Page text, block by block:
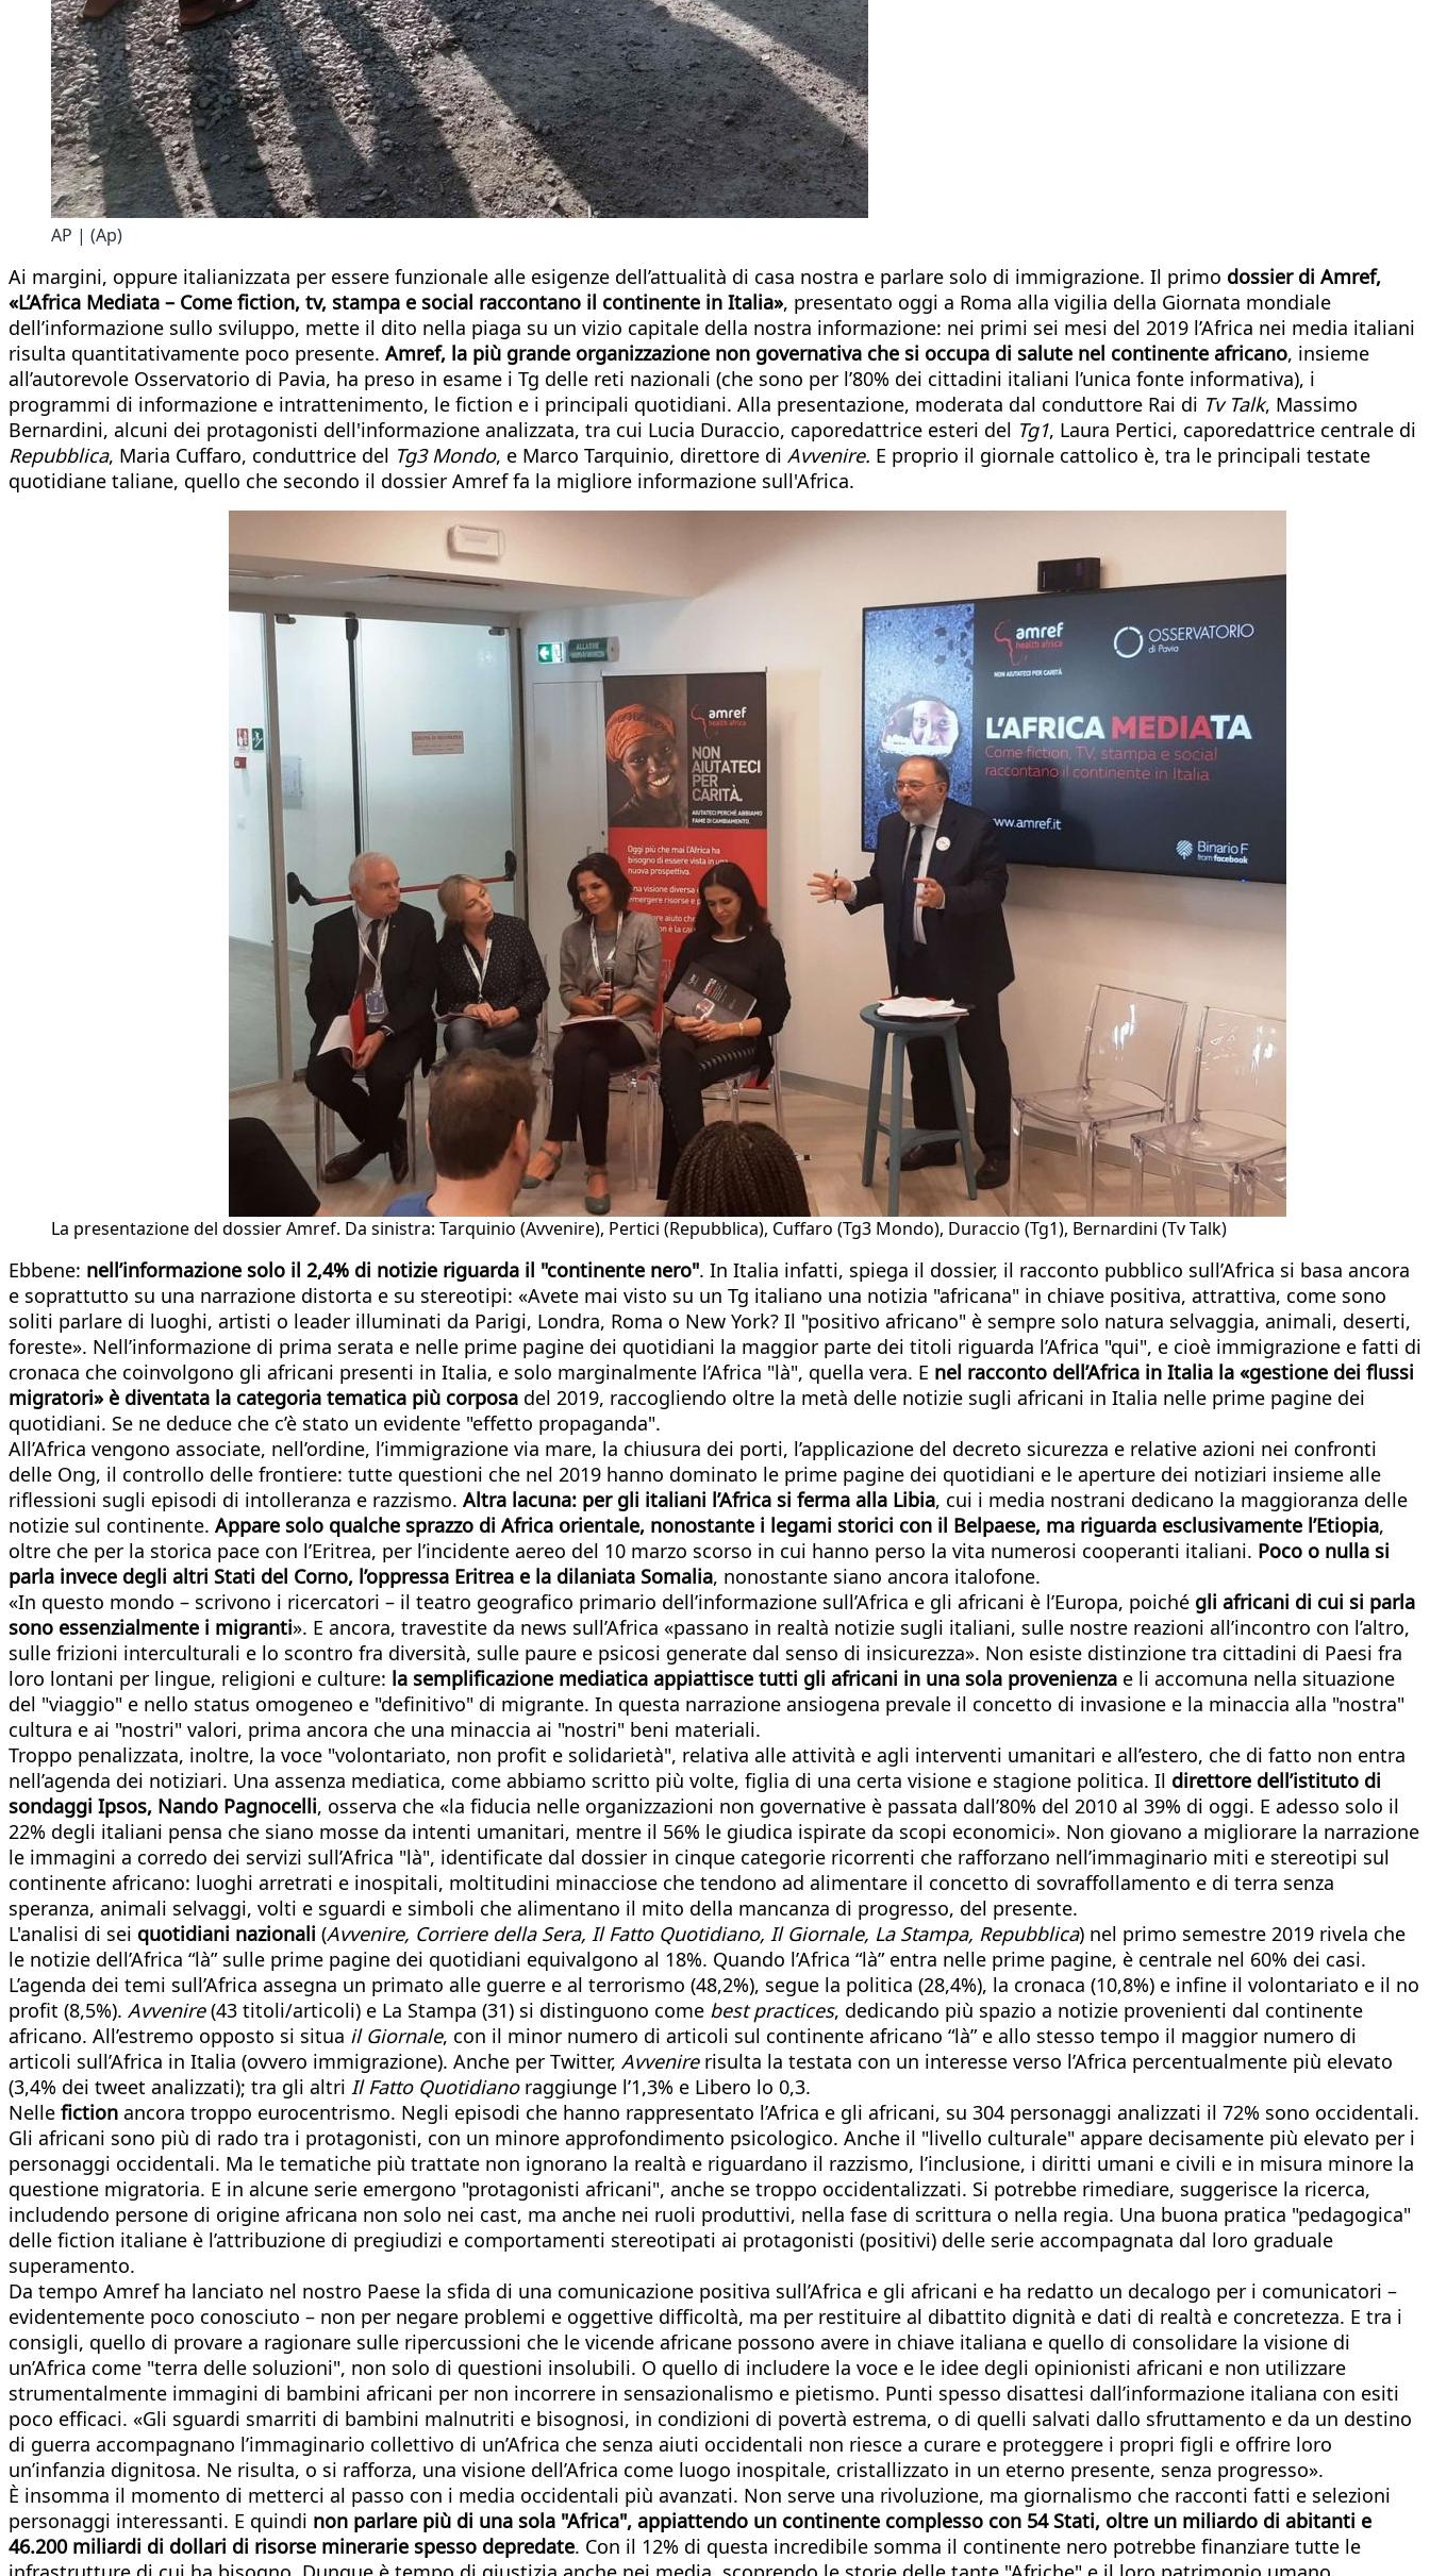
AP | (Ap)
Ai margini, oppure italianizzata per essere funzionale alle esigenze dell’attualità di casa nostra e parlare solo di immigrazione. Il primo dossier di Amref,
«L’Africa Mediata – Come fiction, tv, stampa e social raccontano il continente in Italia», presentato oggi a Roma alla vigilia della Giornata mondiale
dell’informazione sullo sviluppo, mette il dito nella piaga su un vizio capitale della nostra informazione: nei primi sei mesi del 2019 l’Africa nei media italiani
risulta quantitativamente poco presente. Amref, la più grande organizzazione non governativa che si occupa di salute nel continente africano, insieme
all’autorevole Osservatorio di Pavia, ha preso in esame i Tg delle reti nazionali (che sono per l’80% dei cittadini italiani l’unica fonte informativa), i
programmi di informazione e intrattenimento, le fiction e i principali quotidiani. Alla presentazione, moderata dal conduttore Rai di Tv Talk, Massimo
Bernardini, alcuni dei protagonisti dell'informazione analizzata, tra cui Lucia Duraccio, caporedattrice esteri del Tg1, Laura Pertici, caporedattrice centrale di
Repubblica, Maria Cuffaro, conduttrice del Tg3 Mondo, e Marco Tarquinio, direttore di Avvenire. E proprio il giornale cattolico è, tra le principali testate
quotidiane taliane, quello che secondo il dossier Amref fa la migliore informazione sull'Africa.
La presentazione del dossier Amref. Da sinistra: Tarquinio (Avvenire), Pertici (Repubblica), Cuffaro (Tg3 Mondo), Duraccio (Tg1), Bernardini (Tv Talk)
Ebbene: nell’informazione solo il 2,4% di notizie riguarda il "continente nero". In Italia infatti, spiega il dossier, il racconto pubblico sull’Africa si basa ancora
e soprattutto su una narrazione distorta e su stereotipi: «Avete mai visto su un Tg italiano una notizia "africana" in chiave positiva, attrattiva, come sono
soliti parlare di luoghi, artisti o leader illuminati da Parigi, Londra, Roma o New York? Il "positivo africano" è sempre solo natura selvaggia, animali, deserti,
foreste». Nell’informazione di prima serata e nelle prime pagine dei quotidiani la maggior parte dei titoli riguarda l’Africa "qui", e cioè immigrazione e fatti di
cronaca che coinvolgono gli africani presenti in Italia, e solo marginalmente l’Africa "là", quella vera. E nel racconto dell’Africa in Italia la «gestione dei flussi
migratori» è diventata la categoria tematica più corposa del 2019, raccogliendo oltre la metà delle notizie sugli africani in Italia nelle prime pagine dei
quotidiani. Se ne deduce che c’è stato un evidente "effetto propaganda".
All’Africa vengono associate, nell’ordine, l’immigrazione via mare, la chiusura dei porti, l’applicazione del decreto sicurezza e relative azioni nei confronti
delle Ong, il controllo delle frontiere: tutte questioni che nel 2019 hanno dominato le prime pagine dei quotidiani e le aperture dei notiziari insieme alle
riflessioni sugli episodi di intolleranza e razzismo. Altra lacuna: per gli italiani l’Africa si ferma alla Libia, cui i media nostrani dedicano la maggioranza delle
notizie sul continente. Appare solo qualche sprazzo di Africa orientale, nonostante i legami storici con il Belpaese, ma riguarda esclusivamente l’Etiopia,
oltre che per la storica pace con l’Eritrea, per l’incidente aereo del 10 marzo scorso in cui hanno perso la vita numerosi cooperanti italiani. Poco o nulla si
parla invece degli altri Stati del Corno, l’oppressa Eritrea e la dilaniata Somalia, nonostante siano ancora italofone.
«In questo mondo – scrivono i ricercatori – il teatro geografico primario dell’informazione sull’Africa e gli africani è l’Europa, poiché gli africani di cui si parla
sono essenzialmente i migranti». E ancora, travestite da news sull’Africa «passano in realtà notizie sugli italiani, sulle nostre reazioni all’incontro con l’altro,
sulle frizioni interculturali e lo scontro fra diversità, sulle paure e psicosi generate dal senso di insicurezza». Non esiste distinzione tra cittadini di Paesi fra
loro lontani per lingue, religioni e culture: la semplificazione mediatica appiattisce tutti gli africani in una sola provenienza e li accomuna nella situazione
del "viaggio" e nello status omogeneo e "definitivo" di migrante. In questa narrazione ansiogena prevale il concetto di invasione e la minaccia alla "nostra"
cultura e ai "nostri" valori, prima ancora che una minaccia ai "nostri" beni materiali.
Troppo penalizzata, inoltre, la voce "volontariato, non profit e solidarietà", relativa alle attività e agli interventi umanitari e all’estero, che di fatto non entra
nell’agenda dei notiziari. Una assenza mediatica, come abbiamo scritto più volte, figlia di una certa visione e stagione politica. Il direttore dell’istituto di
sondaggi Ipsos, Nando Pagnocelli, osserva che «la fiducia nelle organizzazioni non governative è passata dall’80% del 2010 al 39% di oggi. E adesso solo il
22% degli italiani pensa che siano mosse da intenti umanitari, mentre il 56% le giudica ispirate da scopi economici». Non giovano a migliorare la narrazione
le immagini a corredo dei servizi sull’Africa "là", identificate dal dossier in cinque categorie ricorrenti che rafforzano nell’immaginario miti e stereotipi sul
continente africano: luoghi arretrati e inospitali, moltitudini minacciose che tendono ad alimentare il concetto di sovraffollamento e di terra senza
speranza, animali selvaggi, volti e sguardi e simboli che alimentano il mito della mancanza di progresso, del presente.
L'analisi di sei quotidiani nazionali (Avvenire, Corriere della Sera, Il Fatto Quotidiano, Il Giornale, La Stampa, Repubblica) nel primo semestre 2019 rivela che
le notizie dell’Africa “là” sulle prime pagine dei quotidiani equivalgono al 18%. Quando l’Africa “là” entra nelle prime pagine, è centrale nel 60% dei casi.
L’agenda dei temi sull’Africa assegna un primato alle guerre e al terrorismo (48,2%), segue la politica (28,4%), la cronaca (10,8%) e infine il volontariato e il no
profit (8,5%). Avvenire(43 titoli/articoli) e La Stampa (31) si distinguono come best practices, dedicando più spazio a notizie provenienti dal continente
africano. All’estremo opposto si situa il Giornale, con il minor numero di articoli sul continente africano “là” e allo stesso tempo il maggior numero di
articoli sull’Africa in Italia (ovvero immigrazione). Anche per Twitter, Avvenire risulta la testata con un interesse verso l’Africa percentualmente più elevato
(3,4% dei tweet analizzati); tra gli altri Il Fatto Quotidiano raggiunge l’1,3% e Libero lo 0,3.
Nelle fiction ancora troppo eurocentrismo. Negli episodi che hanno rappresentato l’Africa e gli africani, su 304 personaggi analizzati il 72% sono occidentali.
Gli africani sono più di rado tra i protagonisti, con un minore approfondimento psicologico. Anche il "livello culturale" appare decisamente più elevato per i
personaggi occidentali. Ma le tematiche più trattate non ignorano la realtà e riguardano il razzismo, l’inclusione, i diritti umani e civili e in misura minore la
questione migratoria. E in alcune serie emergono "protagonisti africani", anche se troppo occidentalizzati. Si potrebbe rimediare, suggerisce la ricerca,
includendo persone di origine africana non solo nei cast, ma anche nei ruoli produttivi, nella fase di scrittura o nella regia. Una buona pratica "pedagogica"
delle fiction italiane è l’attribuzione di pregiudizi e comportamenti stereotipati ai protagonisti (positivi) delle serie accompagnata dal loro graduale
superamento.
Da tempo Amref ha lanciato nel nostro Paese la sfida di una comunicazione positiva sull’Africa e gli africani e ha redatto un decalogo per i comunicatori –
evidentemente poco conosciuto – non per negare problemi e oggettive difficoltà, ma per restituire al dibattito dignità e dati di realtà e concretezza. E tra i
consigli, quello di provare a ragionare sulle ripercussioni che le vicende africane possono avere in chiave italiana e quello di consolidare la visione di
un’Africa come "terra delle soluzioni", non solo di questioni insolubili. O quello di includere la voce e le idee degli opinionisti africani e non utilizzare
strumentalmente immagini di bambini africani per non incorrere in sensazionalismo e pietismo. Punti spesso disattesi dall’informazione italiana con esiti
poco efficaci. «Gli sguardi smarriti di bambini malnutriti e bisognosi, in condizioni di povertà estrema, o di quelli salvati dallo sfruttamento e da un destino
di guerra accompagnano l’immaginario collettivo di un’Africa che senza aiuti occidentali non riesce a curare e proteggere i propri figli e offrire loro
un’infanzia dignitosa. Ne risulta, o si rafforza, una visione dell’Africa come luogo inospitale, cristallizzato in un eterno presente, senza progresso».
È insomma il momento di metterci al passo con i media occidentali più avanzati. Non serve una rivoluzione, ma giornalismo che racconti fatti e selezioni
personaggi interessanti. E quindi non parlare più di una sola "Africa", appiattendo un continente complesso con 54 Stati, oltre un miliardo di abitanti e
46.200 miliardi di dollari di risorse minerarie spesso depredate. Con il 12% di questa incredibile somma il continente nero potrebbe finanziare tutte le